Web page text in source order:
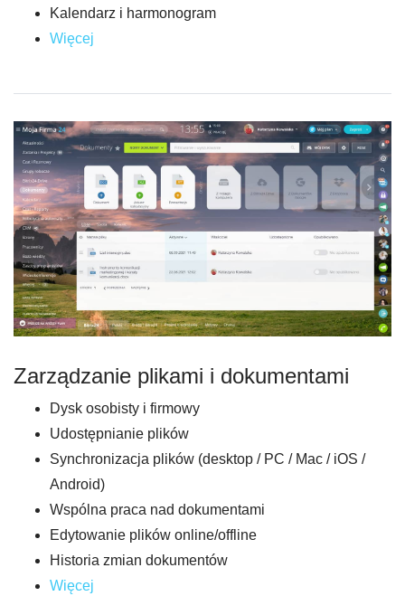
Kalendarz i harmonogram
Więcej
Zarządzanie plikami i dokumentami
Dysk osobisty i firmowy
Udostępnianie plików
Synchronizacja plików (desktop / PC / Mac / iOS /
Android)
Wspólna praca nad dokumentami
Edytowanie plików online/offline
Historia zmian dokumentów
Więcej